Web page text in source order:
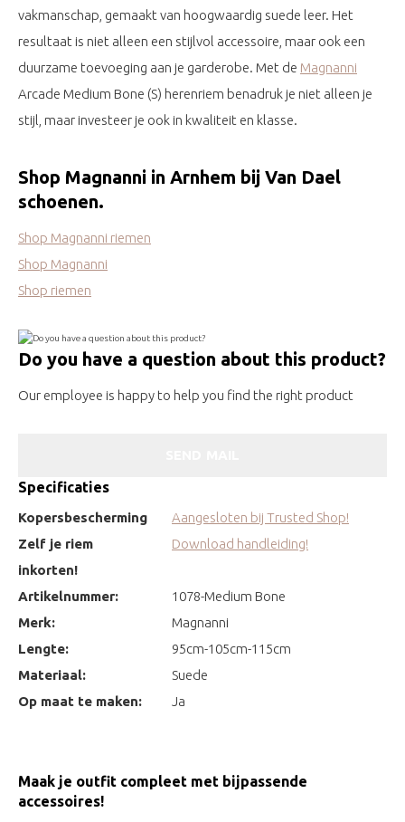
vakmanschap, gemaakt van hoogwaardig suede leer. Het
resultaat is niet alleen een stijlvol accessoire, maar ook een
duurzame toevoeging aan je garderobe. Met de Magnanni
Arcade Medium Bone (S) herenriem benadruk je niet alleen je
stijl, maar investeer je ook in kwaliteit en klasse.
Shop Magnanni in Arnhem bij Van Dael
schoenen.
Shop Magnanni riemen
Shop Magnanni
Shop riemen
Do you have a question about this product?
Our employee is happy to help you find the right product
Specificaties
Kopersbescherming
Aangesloten bij Trusted Shop!
Zelf je riem
inkorten!
Download handleiding!
Artikelnummer:
1078-Medium Bone
Merk:
Magnanni
Lengte:
95cm-105cm-115cm
Materiaal:
Suede
Op maat te maken:
Ja
Maak je outfit compleet met bijpassende
accessoires!